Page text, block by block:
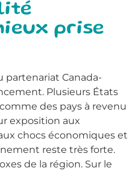
prise
partenariat Canada-
Plusieurs États
des pays à revenu
exposition aux
chocs économiques et
reste très forte.
de la région. Sur le